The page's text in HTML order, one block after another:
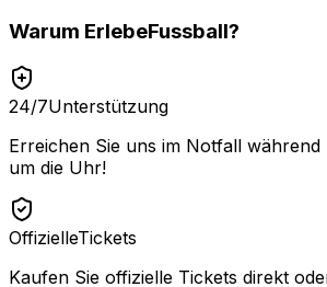
Warum ErlebeFussball?
24/7Unterstützung
Erreichen Sie uns im Notfall
um die Uhr!
OffizielleTickets
Kaufen Sie offizielle Tickets direkt